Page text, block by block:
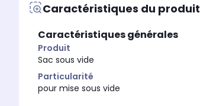
Caractéristiques du produit
Caractéristiques générales
Produit
Sac sous vide
Particularité
pour mise sous vide